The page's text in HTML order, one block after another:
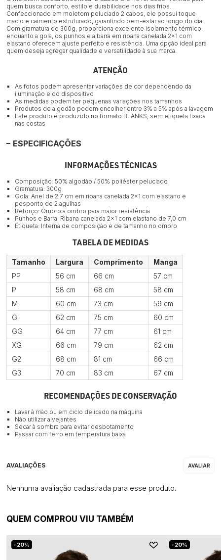
quem busca conforto, estilo e durabilidade nos dias frios.
Confeccionado em moletom peluciado 2 cabos, ele possui toque
macio e caimento estruturado, garantindo bem-estar ao longo do dia.
Com gramatura de 300g, proporciona excelente isolamento térmico,
enquanto a gola, os punhos e a barra em ribana canelada 2x1 com
elastano oferecem ajuste perfeito e resistência. Uma opção ideal para
quem deseja agregar qualidade e versatilidade à sua marca.
ATENÇÃO
As fotos podem apresentar variações de cor dependendo da
iluminação e do dispositivo
As medidas podem ter pequenas variações nos tamanhos
Produtos de algodão podem encolher entre 3% a 5% após a lavagem
Este produto é produzido no formato BLANKS, sem etiqueta fixada
nas costas
ESPECIFICAÇÕES
INFORMAÇÕES TÉCNICAS
Composição: 50% algodão / 50% poliéster peluciado
Gramatura: 300g
Gola: Anel de 2,7 cm em ribana canelada 2×1 com elastano e
pesponto de 2 agulhas
Reforço: Ombro a ombro para maior resistência
Punhos e Barra: Ribana canelada 2×1 com elastano de 7,0 cm
Etiqueta: Interna de composição e de tamanho no ombro
TABELA DE MEDIDAS
Tamanho Largura Comprimento
Manga
PP
56 cm 66 cm
57 cm
P
58 cm 68 cm
58 cm
M
60 cm 73 cm
59 cm
G
62 cm 75 cm
60 cm
GG
64 cm 77 cm
61 cm
XG
66 cm 79 cm
62 cm
G2
68 cm 81 cm
66 cm
G3
70 cm 83 cm 67 cm
RECOMENDAÇÕES DE CONSERVAÇÃO
Lavar à mão ou em ciclo delicado na máquina
Não utilizar alvejantes
Secar à sombra para evitar desbotamento
Passar com ferro em temperatura baixa
Nenhuma avaliação cadastrada para esse produto.
QUEM COMPROU VIU TAMBÉM
20% 20%